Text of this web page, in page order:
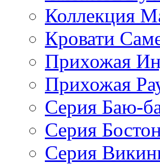
Коллекция
Кровати
Прихожая
Прихожая
Серия Баю-
Серия
Серия